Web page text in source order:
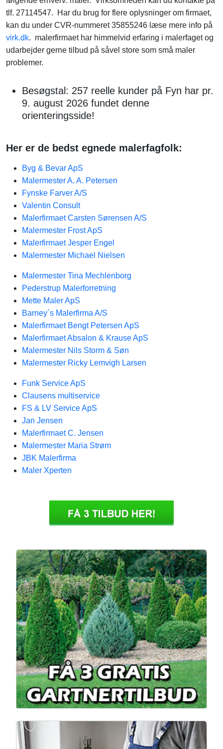
tlf. 27114547. Har du brug for flere oplysninger om firmaet,
kan du under CVR-nummeret 35855246 læse mere info på
virk.dk. malerfirmaet har himmelvid erfaring i malerfaget og
udarbejder gerne tilbud på såvel store som små maler
problemer.
Besøgstal: 257 reelle kunder på Fyn har pr.
9. august 2026 fundet denne
orienteringsside!
Her er de bedst egnede malerfagfolk:
Byg & Bevar ApS
Malermester A. A. Petersen
Fynske Farver A/S
Valentin Consult
Malerfirmaet Carsten Sørensen A/S
Malermester Frost ApS
Malerfirmaet Jesper Engel
Malermester Michael Nielsen
Malermester Tina Mechlenborg
Pederstrup Malerforretning
Mette Maler ApS
Barney´s Malerfirma A/S
Malerfirmaet Bengt Petersen ApS
Malerfirmaet Absalon & Krause ApS
Malermester Nils Storm & Søn
Malermester Ricky Lemvigh Larsen
Funk Service ApS
Clausens multiservice
FS & LV Service ApS
Jan Jensen
Malerfirmaet C. Jensen
Malermester Maria Strøm
JBK Malerfirma
Maler Xperten